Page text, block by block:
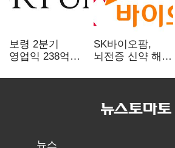
보령 2분기
영업익 238억…
SK바이오팜,
뇌전증 신약 해외
차세대 신약 개발
뉴스